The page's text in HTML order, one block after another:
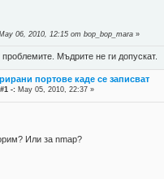
06, 2010, 12:15 от bop_bop_mara »
Мъдрите не ги допускат.
портове каде се записват
-: May 05, 2010, 22:37 »
Или за nmap?